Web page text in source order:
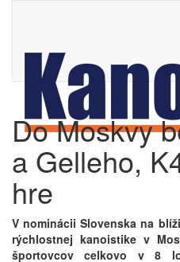
Do Moskvy
a Gelleho,
hre
V nominácii Slovenska na
rýchlostnej kanoistike v
športovcov celkovo v 8